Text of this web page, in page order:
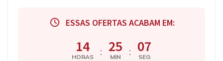
ESSAS OFERTAS ACABAM EM:
14
HORAS : 25
MIN : 06
SEG